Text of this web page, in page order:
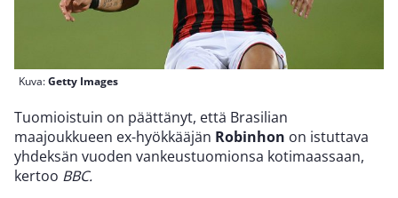
Kuva:Getty Images
Tuomioistuin on päättänyt, että Brasilian
maajoukkueen ex-hyökkääjän Robinhon on istuttava
yhdeksän vuoden vankeustuomionsa kotimaassaan,
kertoo BBC.